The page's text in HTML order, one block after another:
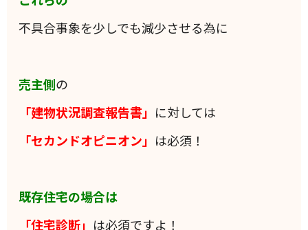
不具合事象を少しでも減少させる為に
売主側の
「建物状況調査報告書」 に対しては
「セカンドオピニオン」 は必須！
既存住宅の場合は
「住宅診断」 は必須ですよ！